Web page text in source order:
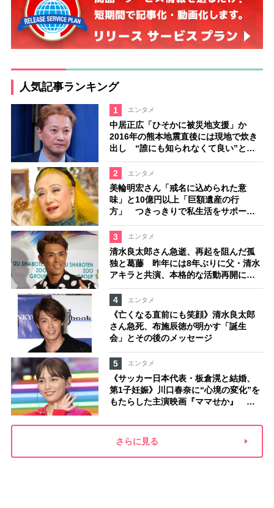
人気記事ランキング
1 エンタメ
中居正広「ひそかに被災地支援」か
2016年の熊本地震直後には現地で炊き
出し “誰にも知られなくて良い”と、
むしろ強まる福祉活動への思い
2
エンタメ
美輪明宏さん「戒名に込められた意
味」と10億円以上「巨額遺産の行
方」 つきっきりで私生活をサポート
3
エンタメ
清水良太郎さん急逝、再起を阻んだ孤
独と葛藤 昨年には8年ぶりに父・清水
アキラと共演、本格的な活動再開に向
かっていたが…周囲が懸念していた
「不安定なところ」
4 エンタメ
《亡くなる直前にも笑顔》清水良太郎
さん急死、布施辰徳が明かす「誕生
会」とその後のメッセージ
5 エンタメ
《サッカー日本代表・板倉滉と結婚、
第1子妊娠》川口春奈に“心境の変化”を
もたらした主演映画『ママせか』 身
た壮絶な撮影現場
さらに見る